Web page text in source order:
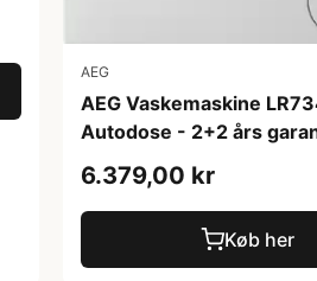
AEG
AEG Vaskemaskine
Autodose - 2+2 års
6.379,00 kr
Køb her